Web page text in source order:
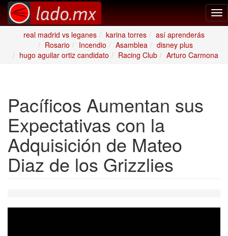
real madrid vs leganes
karina torres
así aprenderás
Rosario
Incendio Asamblea
disney plus
hugo aguilar ortiz candidato
Racing Club Arturo Carmona
Pacíficos Aumentan sus
Expectativas con la
Adquisición de Mateo
Diaz de los Grizzlies